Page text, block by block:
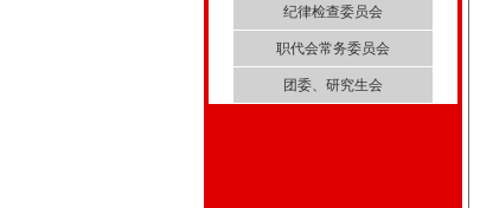
纪律检查委员会
职代会常务委员会
团委、研究生会